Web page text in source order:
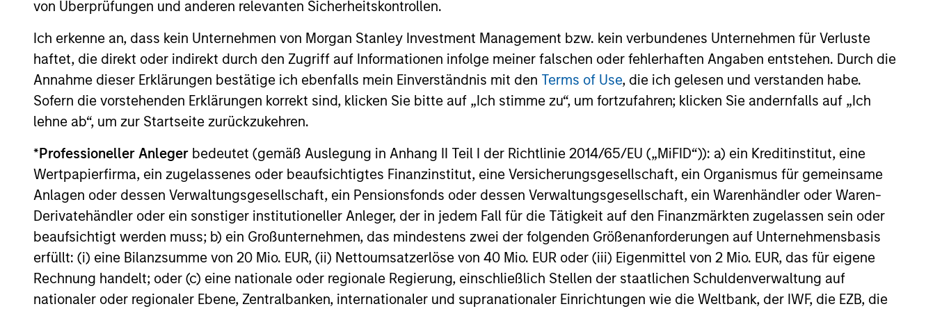
von Überprüfungen und anderen relevanten Sicherheitskontrollen.
Ich erkenne an, dass kein Unternehmen von Morgan Stanley Investment Management bzw. kein verbundenes Unternehmen für Verluste
haftet, die direkt oder indirekt durch den Zugriff auf Informationen infolge meiner falschen oder fehlerhaften Angaben entstehen. Durch die
Annahme dieser Erklärungen bestätige ich ebenfalls mein Einverständnis mit den Terms of Use, die ich gelesen und verstanden habe.
Sofern die vorstehenden Erklärungen korrekt sind, klicken Sie bitte auf „Ich stimme zu“, um fortzufahren; klicken Sie andernfalls auf „Ich
lehne ab“, um zur Startseite zurückzukehren.
*Professioneller Anleger bedeutet (gemäß Auslegung in Anhang II Teil I der Richtlinie 2014/65/EU („MiFID“)): a) ein Kreditinstitut, eine
Wertpapierfirma, ein zugelassenes oder beaufsichtigtes Finanzinstitut, eine Versicherungsgesellschaft, ein Organismus für gemeinsame
Anlagen oder dessen Verwaltungsgesellschaft, ein Pensionsfonds oder dessen Verwaltungsgesellschaft, ein Warenhändler oder Waren-
Derivatehändler oder ein sonstiger institutioneller Anleger, der in jedem Fall für die Tätigkeit auf den Finanzmärkten zugelassen sein oder
beaufsichtigt werden muss; b) ein Großunternehmen, das mindestens zwei der folgenden Größenanforderungen auf Unternehmensbasis
erfüllt: (i) eine Bilanzsumme von 20 Mio. EUR, (ii) Nettoumsatzerlöse von 40 Mio. EUR oder (iii) Eigenmittel von 2 Mio. EUR, das für eigene
Rechnung handelt; oder (c) eine nationale oder regionale Regierung, einschließlich Stellen der staatlichen Schuldenverwaltung auf
nationaler oder regionaler Ebene, Zentralbanken, internationaler und supranationaler Einrichtungen wie die Weltbank, der IWF, die EZB, die
Der Wert der Anlagen und der mit ihnen erzielten Erträge können sowohl steigen als auch fallen. Es ist daher möglich, dass Anleger das ursprünglich investierte Kapital nicht in
Die Performance versteht sich nach Abzug der Gebühren. Die Angaben zur Performance des laufenden Jahres sind nicht annualisiert. Die Performance von anderen Anteilsklassen
(sofern angeboten) kann abweichen. Setzen Sie sich bitte gründlich mit den Anlagezielen und -risiken sowie den Kosten und Gebühren des Fonds auseinander, bevor Sie eine
Anlageentscheidung treffen.
Der Einsatz von Fremdkapital erhöht die Risiken, so dass eine relativ kleine Bewegung im Wert einer Anlage zu einer unverhältnismäßig großen Bewegung, sowohl im negativen als
auch im positiven Sinne, im Wert dieser Anlage und damit auch im Wert des Fonds führen kann.
Teilfonds in allen Ländern verfügbar sind und Teilfonds nicht für Personen mit Wohnsitz in Ländern verfügbar sind, in denen die Weitergabe bzw. Verfügbarkeit des Materials den
jeweils geltenden Gesetzen oder Vorschriften zuwiderlaufen würde.
Je höher die Kategorie (1-7), desto höher ist der mögliche Ertrag, aber auch das Risiko, den ursprünglich angelegten Betrag zu verlieren. Kategorie 1 bedeutet nicht, dass es sich um
eine risikofreie Anlage handelt. Bitte beachten Sie die BasisInformationsBlatt („BIB“) des Fonds unter Ressourcen, die Risikoeinstufungen und -hinweise für die einzelnen
Anlageklassen enthalten.
DasMorningstar Rating™ (Sterne-Rating) für Fonds wird für Vermögensverwaltungsprodukte (wie Investmentfonds, Variable-Annuity- und Variable-Life-Unterkonten (variable
Renten- und Lebensversicherung), börsennotierte Fonds, geschlossene Fonds und separate Konten) berechnet, die seit mindestens drei Jahren existieren. Börsennotierte Fonds und
offene Investmentfonds werden zu Vergleichszwecken zu einer Kategorie zusammengefasst. Das Rating wird anhand der Morningstar Risk-Adjusted Return (MRAR) berechnet,
eine Kennzahl, die die Schwankungen der monatlichen Überschussrendite eines verwalteten Produkts berücksichtigt. Dabei wird besonderes Gewicht auf die negativen
Performanceschwankungen und eine beständige Wertentwicklung gelegt. Die besten 10% der Produkte in jeder Kategorie erhalten 5 Sterne, die nächsten 22,5% 4 Sterne, die